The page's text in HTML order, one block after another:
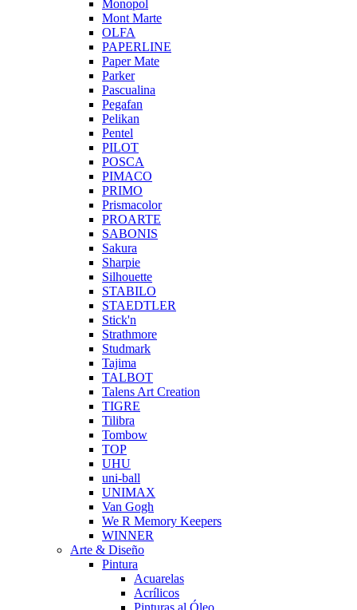
Monopol
Mont Marte
OLFA
PAPERLINE
Paper Mate
Parker
Pascualina
Pegafan
Pelikan
Pentel
PILOT
POSCA
PIMACO
PRIMO
Prismacolor
PROARTE
SABONIS
Sakura
Sharpie
Silhouette
STABILO
STAEDTLER
Stick'n
Strathmore
Studmark
Tajima
TALBOT
Talens Art Creation
TIGRE
Tilibra
Tombow
TOP
UHU
uni-ball
UNIMAX
Van Gogh
We R Memory Keepers
WINNER
Arte & Diseño
Pintura
Acuarelas
Acrílicos
Pinturas al Óleo